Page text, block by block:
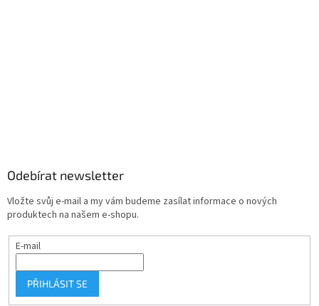
Odebírat newsletter
Vložte svůj e-mail a my vám budeme zasílat informace o nových
produktech na našem e-shopu.
E-mail
PŘIHLÁSIT SE